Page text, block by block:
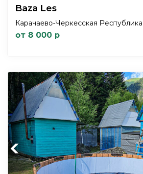
Baza Les
Карачаево-Черкесская
от 8 000 р
Previous